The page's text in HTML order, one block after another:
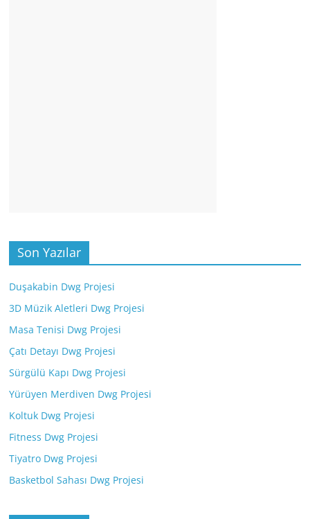
Son Yazılar
Duşakabin Dwg Projesi
3D Müzik Aletleri Dwg Projesi
Masa Tenisi Dwg Projesi
Çatı Detayı Dwg Projesi
Sürgülü Kapı Dwg Projesi
Yürüyen Merdiven Dwg Projesi
Koltuk Dwg Projesi
Fitness Dwg Projesi
Tiyatro Dwg Projesi
Basketbol Sahası Dwg Projesi